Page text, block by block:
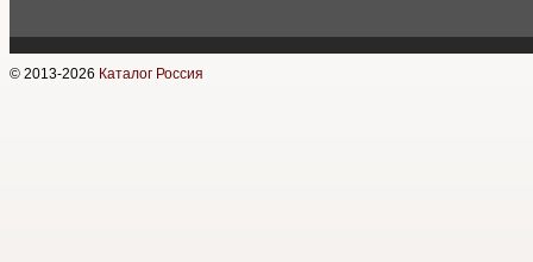
© 2013-2026 Каталог Россия